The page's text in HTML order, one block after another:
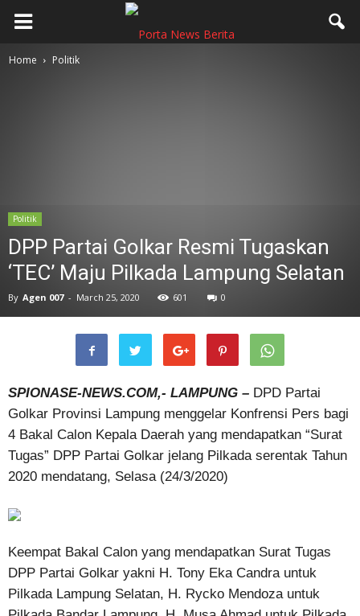
Home Politik
Politik
DPP Partai Golkar Resmi Tugaskan
‘TEC’ Maju Pilkada Lampung Selatan
By Agen 007 - March 25, 2020 601 0
SPIONASE-NEWS.COM,- LAMPUNG – DPD Partai
Golkar Provinsi Lampung menggelar Konfrensi Pers bagi
4 Bakal Calon Kepala Daerah yang mendapatkan “Surat
Tugas” DPP Partai Golkar jelang Pilkada serentak Tahun
2020 mendatang, Selasa (24/3/2020)
Keempat Bakal Calon yang mendapatkan Surat Tugas
DPP Partai Golkar yakni H. Tony Eka Candra untuk
Pilkada Lampung Selatan, H. Rycko Mendoza untuk